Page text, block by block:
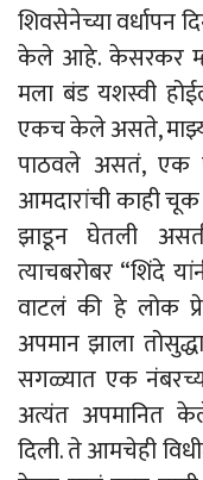
शिवसेनेच्या वर्धापन
केले आहे. केसरकर
मला बंड यशस्वी
एकच केले असते,
पाठवले असतं, एक
आमदारांची काही
झाडून घेतली
त्याचबरोबर “शिंदे
वाटलं की हे लोक
अपमान झाला
सगळ्यात एक
अत्यंत अपमानित
दिली. ते आमचेही